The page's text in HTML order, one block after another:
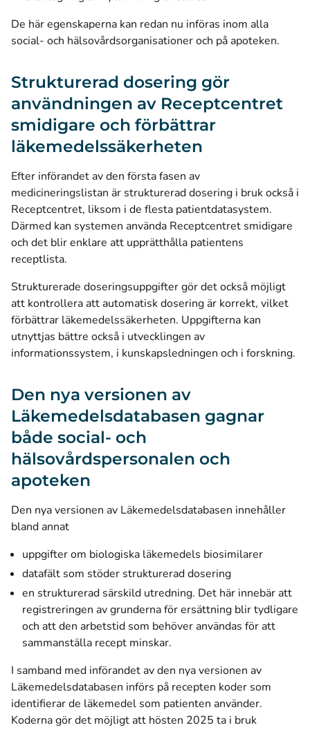
De här egenskaperna kan redan nu införas inom alla
social- och hälsovårdsorganisationer och på apoteken.
Strukturerad dosering gör
användningen av Receptcentret
smidigare och förbättrar
läkemedelssäkerheten
Efter införandet av den första fasen av
medicineringslistan är strukturerad dosering i bruk också i
Receptcentret, liksom i de flesta patientdatasystem.
Därmed kan systemen använda Receptcentret smidigare
och det blir enklare att upprätthålla patientens
receptlista.
Strukturerade doseringsuppgifter gör det också möjligt
att kontrollera att automatisk dosering är korrekt, vilket
förbättrar läkemedelssäkerheten. Uppgifterna kan
utnyttjas bättre också i utvecklingen av
informationssystem, i kunskapsledningen och i forskning.
Den nya versionen av
Läkemedelsdatabasen gagnar
både social- och
hälsovårdspersonalen och
apoteken
Den nya versionen av Läkemedelsdatabasen innehåller
bland annat
uppgifter om biologiska läkemedels biosimilarer
datafält som stöder strukturerad dosering
en strukturerad särskild utredning. Det här innebär att
registreringen av grunderna för ersättning blir tydligare
och att den arbetstid som behöver användas för att
sammanställa recept minskar.
I samband med införandet av den nya versionen av
Läkemedelsdatabasen införs på recepten koder som
identifierar de läkemedel som patienten använder.
Koderna gör det möjligt att hösten 2025 ta i bruk